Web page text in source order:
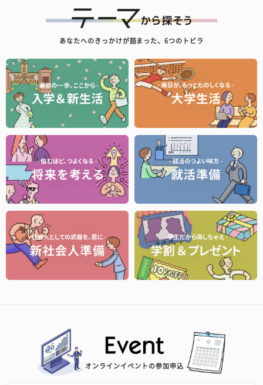
あなたへのきっかけが詰まった、6つのトビラ
オンラインイベントの参加申込